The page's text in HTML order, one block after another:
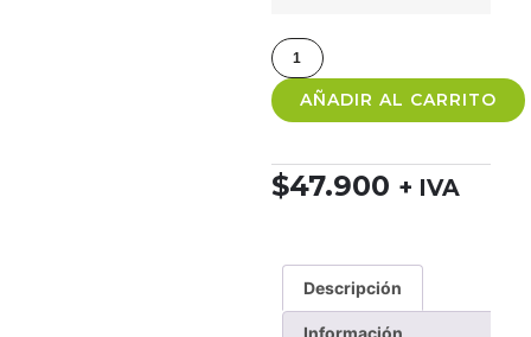
AÑADIR AL CARRITO
$47.900 + IVA
Descripción
Información